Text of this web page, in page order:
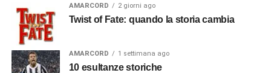
AMARCORD 2 giorni ago
Twist of Fate: quando la storia cambia
AMARCORD 1 settimana ago
10 esultanze storiche